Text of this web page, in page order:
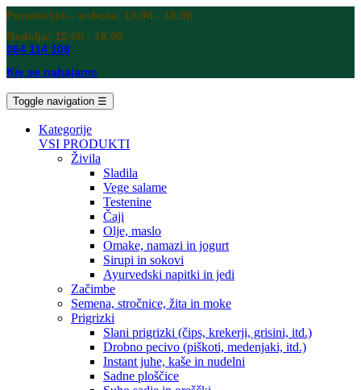
Ponedeljek - sobota: 10.00 - 18.00
Nedelja: 15.00 - 19.00
064 114 108
Kje se nahajamo
Toggle navigation ☰
Kategorije
VSI PRODUKTI
Živila
Sladila
Vege salame
Testenine
Čaji
Olje, maslo
Omake, namazi in jogurt
Sirupi in sokovi
Ayurvedski napitki in jedi
Začimbe
Semena, stročnice, žita in moke
Prigrizki
Slani prigrizki (čips, krekerji, grisini, itd.)
Drobno pecivo (piškoti, medenjaki, itd.)
Instant juhe, kaše in nudelni
Sadne ploščice